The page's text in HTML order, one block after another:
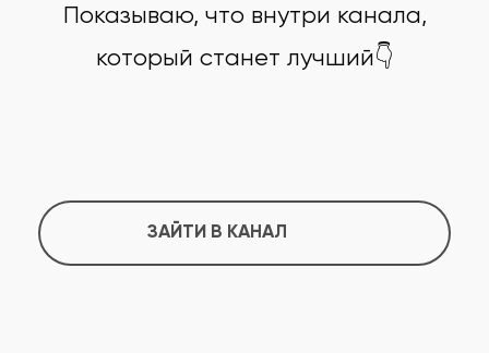
Показываю, что внутри канала,
который станет лучший👇
ЗАЙТИ В КАНАЛ